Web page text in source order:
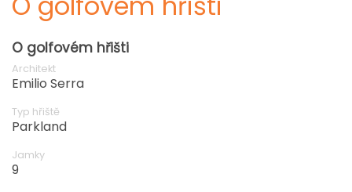
O golfovém hřišti
Architekt
Emilio Serra
Typ hřiště
Parkland
Jamky
9